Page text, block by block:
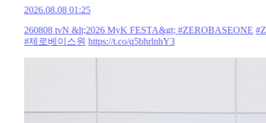
2026.08.08 01:25
260808 tvN &lt;2026 MyK FESTA&gt;#ZEROBASEONE
#제로베이스원 https://t.co/q5bhrlnhY3